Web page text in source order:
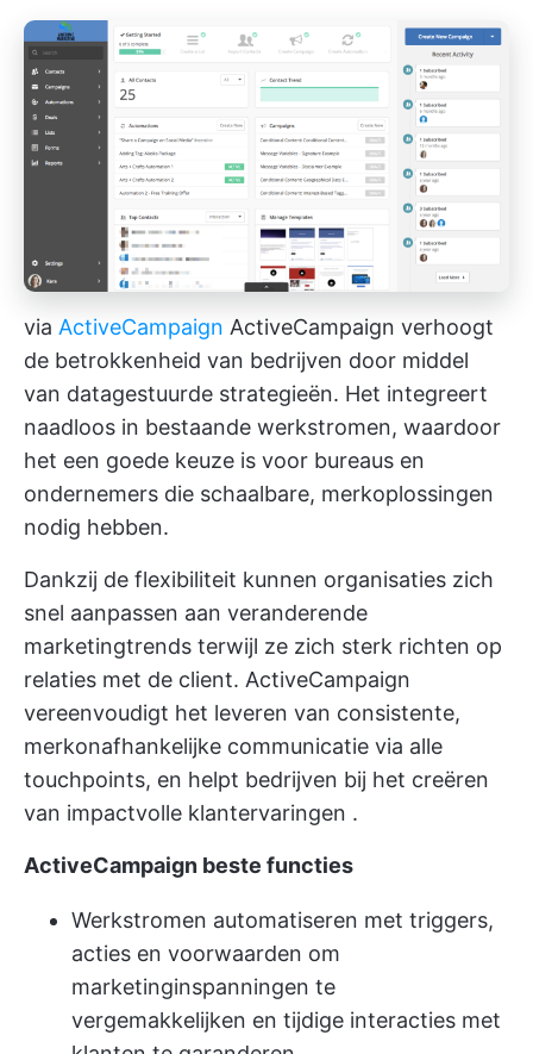
via ActiveCampaign ActiveCampaign verhoogt
de betrokkenheid van bedrijven door middel
van datagestuurde strategieën. Het integreert
naadloos in bestaande werkstromen, waardoor
het een goede keuze is voor bureaus en
ondernemers die schaalbare, merkoplossingen
nodig hebben.
Dankzij de flexibiliteit kunnen organisaties zich
snel aanpassen aan veranderende
marketingtrends terwijl ze zich sterk richten op
relaties met de client. ActiveCampaign
vereenvoudigt het leveren van consistente,
merkonafhankelijke communicatie via alle
touchpoints, en helpt bedrijven bij het creëren
van impactvolle klantervaringen .
ActiveCampaign beste functies
Werkstromen automatiseren met triggers,
acties en voorwaarden om
marketinginspanningen te
vergemakkelijken en tijdige interacties met